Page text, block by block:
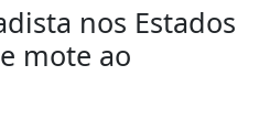
nos Estados
mote ao